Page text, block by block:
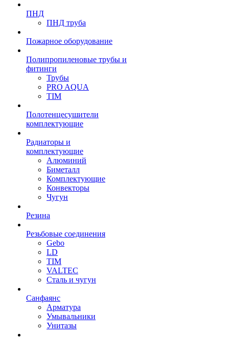
ПНД
ПНД труба
Пожарное оборудование
Полипропиленовые трубы и
фитинги
Трубы
PRO AQUA
TIM
Полотенцесушители
комплектующие
Радиаторы и
комплектующие
Алюминий
Биметалл
Комплектующие
Конвекторы
Чугун
Резина
Резьбовые соединения
Gebo
LD
TIM
VALTEC
Сталь и чугун
Санфаянс
Арматура
Умывальники
Унитазы